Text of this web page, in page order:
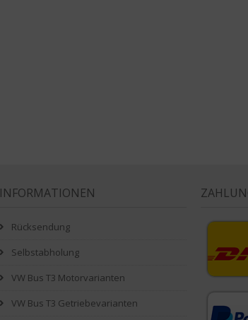
INFORMATIONEN
Rücksendung
Selbstabholung
VW Bus T3 Motorvarianten
VW Bus T3 Getriebevarianten